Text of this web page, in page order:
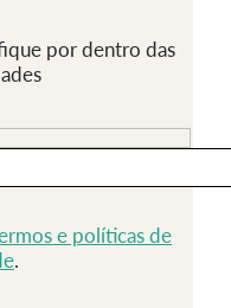
por dentro das
e políticas de
.